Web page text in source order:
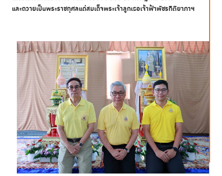
และถวายเป็นพระราชกุศลแด่สมเด็จพระเจ้าลูกเธอเจ้าฟ้าพัชรกิติยาภาฯ